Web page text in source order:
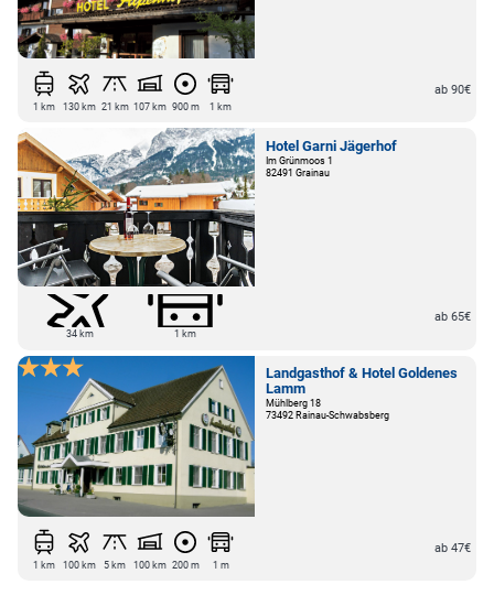
1 km 130 km 21 km 107 km 900 m 1 km
ab 90€
Hotel Garni Jägerhof
Im Grünmoos 1
82491 Grainau
34 km 1 km
ab 65€
Landgasthof & Hotel Goldenes
Lamm
Mühlberg 18
73492 Rainau-Schwabsberg
1 km 100 km 5 km 100 km 200 m 1 m
ab 47€